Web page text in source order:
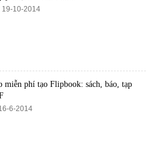
10-2014
miễn phí tạo Flipbook: sách, báo, tạp
6-2014